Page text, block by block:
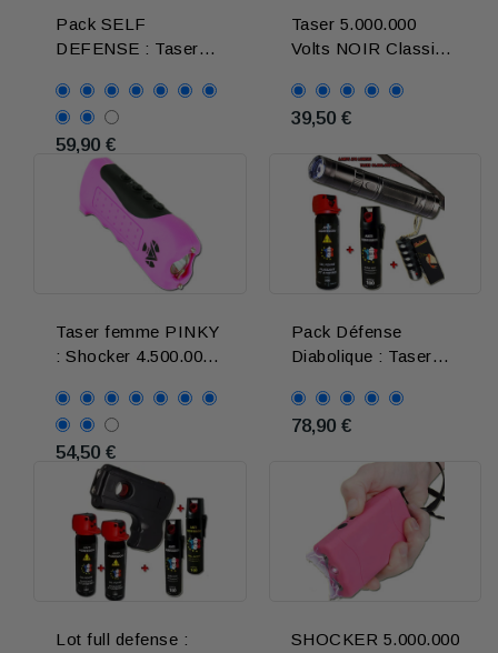
Pack SELF
DEFENSE : Taser
GAZ-GEL
59,90 €
Taser 5.000.000
Volts NOIR Classic
39,50 €
Taser femme PINKY
: Shocker 4.500.000
LED
54,50 €
Pack Défense
Diabolique : Taser
lacrymogene
78,90 €
Lot full defense :
SHOCKER 5.000.000